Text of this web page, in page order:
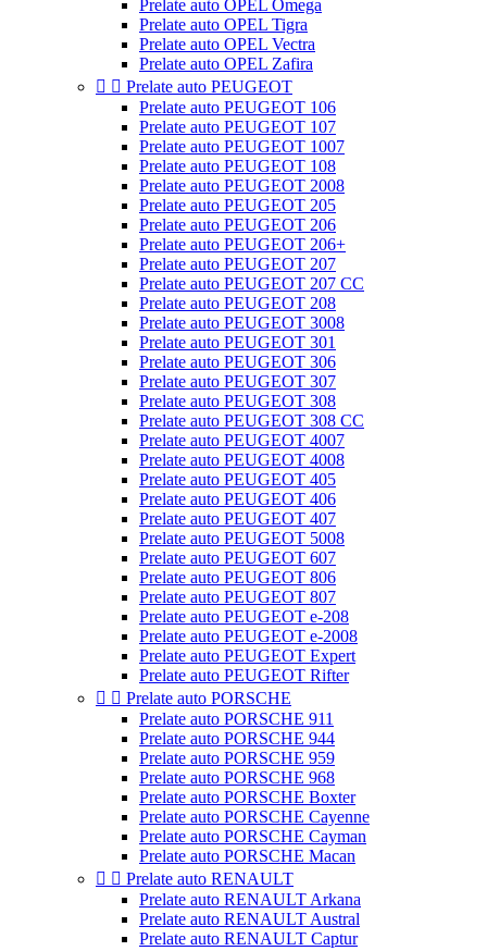
Prelate auto OPEL Omega
Prelate auto OPEL Tigra
Prelate auto OPEL Vectra
Prelate auto OPEL Zafira
  Prelate auto PEUGEOT
Prelate auto PEUGEOT 106
Prelate auto PEUGEOT 107
Prelate auto PEUGEOT 1007
Prelate auto PEUGEOT 108
Prelate auto PEUGEOT 2008
Prelate auto PEUGEOT 205
Prelate auto PEUGEOT 206
Prelate auto PEUGEOT 206+
Prelate auto PEUGEOT 207
Prelate auto PEUGEOT 207 CC
Prelate auto PEUGEOT 208
Prelate auto PEUGEOT 3008
Prelate auto PEUGEOT 301
Prelate auto PEUGEOT 306
Prelate auto PEUGEOT 307
Prelate auto PEUGEOT 308
Prelate auto PEUGEOT 308 CC
Prelate auto PEUGEOT 4007
Prelate auto PEUGEOT 4008
Prelate auto PEUGEOT 405
Prelate auto PEUGEOT 406
Prelate auto PEUGEOT 407
Prelate auto PEUGEOT 5008
Prelate auto PEUGEOT 607
Prelate auto PEUGEOT 806
Prelate auto PEUGEOT 807
Prelate auto PEUGEOT e-208
Prelate auto PEUGEOT e-2008
Prelate auto PEUGEOT Expert
Prelate auto PEUGEOT Rifter
  Prelate auto PORSCHE
Prelate auto PORSCHE 911
Prelate auto PORSCHE 944
Prelate auto PORSCHE 959
Prelate auto PORSCHE 968
Prelate auto PORSCHE Boxter
Prelate auto PORSCHE Cayenne
Prelate auto PORSCHE Cayman
Prelate auto PORSCHE Macan
  Prelate auto RENAULT
Prelate auto RENAULT Arkana
Prelate auto RENAULT Austral
Prelate auto RENAULT Captur